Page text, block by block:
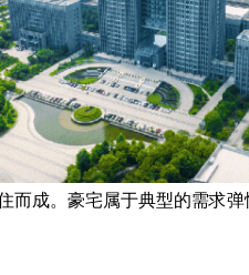
而成。豪宅属于典型的需求